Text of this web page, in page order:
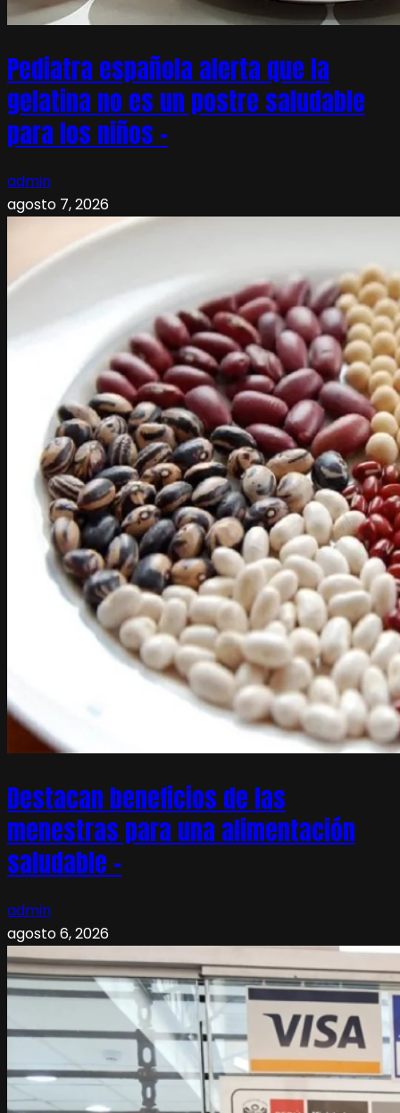
Pediatra española alerta que la
gelatina no es un postre saludable
para los niños –
admin
agosto 7, 2026
Destacan beneficios de las
menestras para una alimentación
saludable –
admin
agosto 6, 2026